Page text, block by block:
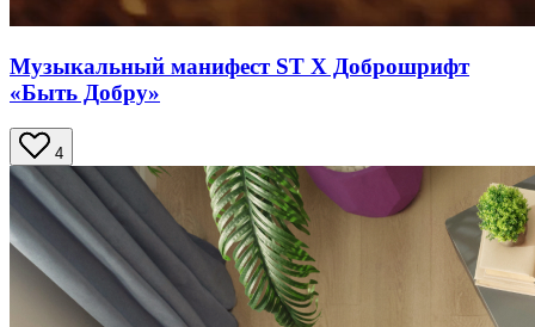
Музыкальный манифест ST Х Доброшрифт
«Быть Добру»
4